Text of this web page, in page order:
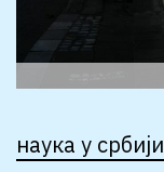
ЕЛЕМЕНТИ
РАДИО
наука у србији